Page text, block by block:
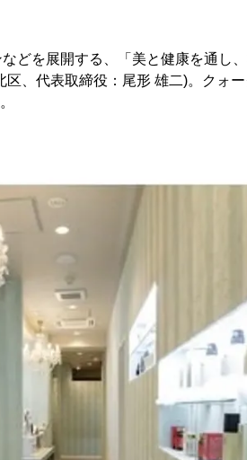
どを展開する、「美と健康を通し
、代表取締役：尾形 雄二)。クォ